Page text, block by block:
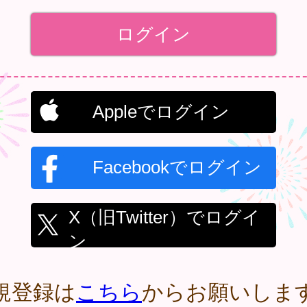
Appleでログイン
Facebookでログイン
X（旧Twitter）でログイ
ン
登録はこちらからお願いしま